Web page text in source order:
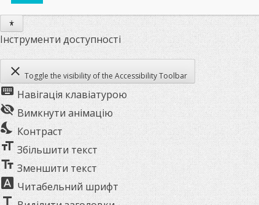
Інструменти доступності
close Toggle the visibility of the Accessibility Toolbar
keyboard Навігація клавіатурою
visibility_off Вимкнути анімацію
nights_stay Контраст
format_size Збільшити текст
text_fields Зменшити текст
font_download Читабельний шрифт
title